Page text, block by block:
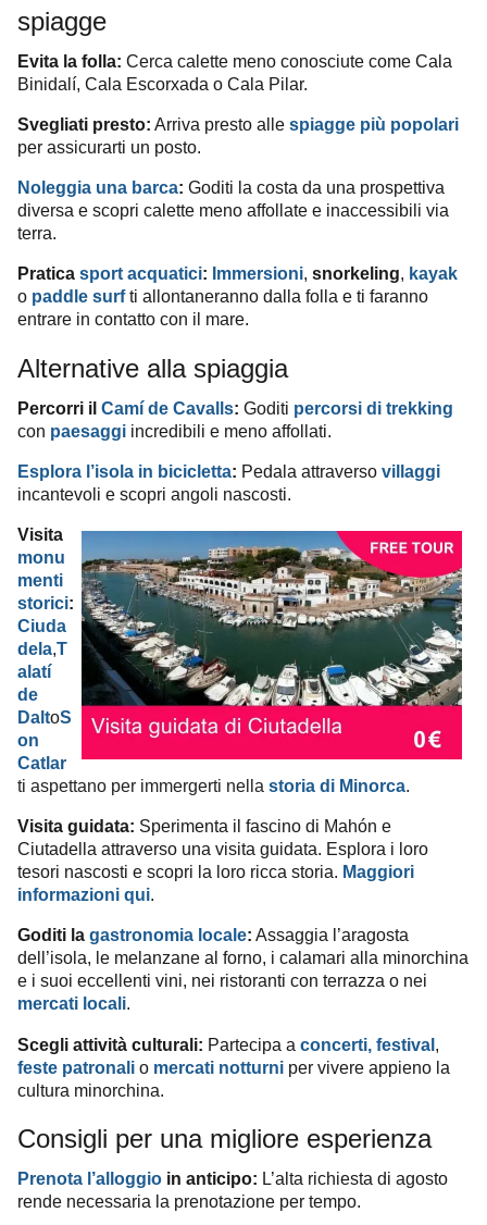
spiagge
Evita la folla: Cerca calette meno conosciute come Cala
Binidalí, Cala Escorxada o Cala Pilar.
Svegliati presto: Arriva presto alle spiagge più popolari
per assicurarti un posto.
Noleggia una barca: Goditi la costa da una prospettiva
diversa e scopri calette meno affollate e inaccessibili via
terra.
Pratica sport acquatici: Immersioni, snorkeling, kayak
o paddle surfti allontaneranno dalla folla e ti faranno
entrare in contatto con il mare.
Alternative alla spiaggia
Percorri il Camí de Cavalls: Goditi percorsi di trekking
con paesaggi incredibili e meno affollati.
Esplora l’isola in bicicletta: Pedala attraverso villaggi
incantevoli e scopri angoli nascosti.
Visita
monu
menti
storici:
Ciuda
dela,T
alatí
de
DaltoS
on
Catlar
ti aspettano per immergerti nella storia di Minorca.
Visita guidata: Sperimenta il fascino di Mahón e
Ciutadella attraverso una visita guidata. Esplora i loro
tesori nascosti e scopri la loro ricca storia. Maggiori
informazioni qui.
Goditi la gastronomia locale: Assaggia l’aragosta
dell’isola, le melanzane al forno, i calamari alla minorchina
e i suoi eccellenti vini, nei ristoranti con terrazza o nei
mercati locali.
Scegli attività culturali: Partecipa a concerti, festival
feste patronali o mercati notturni per vivere appieno la
cultura minorchina.
Consigli per una migliore esperienza
Prenota l’alloggio in anticipo: L’alta richiesta di agosto
rende necessaria la prenotazione per tempo.